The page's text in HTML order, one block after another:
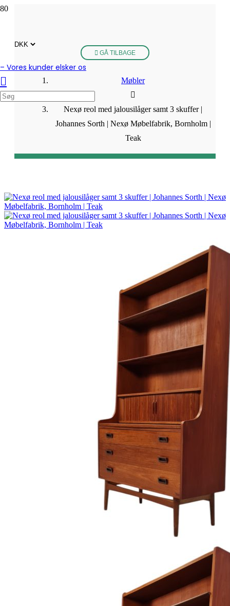
– Vores kunder elsker os
GÅ TILBAGE
Møbler
Nexø reol med jalousilåger samt 3 skuffer |
Johannes Sorth | Nexø Møbelfabrik, Bornholm |
Teak